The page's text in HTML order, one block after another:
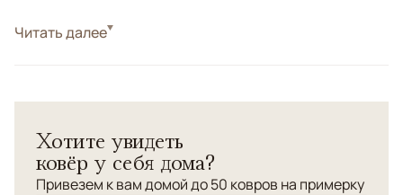
СтильКлассические
прочные нити из хлопка.
Читать далее
Хотите увидеть
ковёр у себя дома?
Привезем к вам домой до 50 ковров на примерку